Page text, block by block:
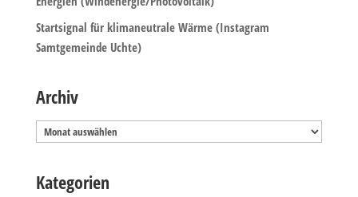
Startsignal für klimaneutrale Wärme (Instagram
Samtgemeinde Uchte)
Archiv
Archiv
Kategorien